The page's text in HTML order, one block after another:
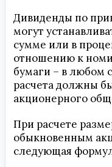
Дивиденды по
могут
сумме или в
отношению к
бумаги – в любом
расчета должны
акционерного
При расчете
обыкновенным
следующая